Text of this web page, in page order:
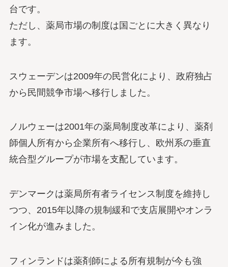
台です。
ただし、薬局市場の制度は国ごとに大きく異なり
ます。
スウェーデンは2009年の民営化により、政府独占
から民間競争市場へ移行しました。
ノルウェーは2001年の薬局制度改革により、薬剤
師個人所有から企業所有へ移行し、欧州系の垂直
統合型グループが市場を支配しています。
デンマークは薬局所有者ライセンス制度を維持し
つつ、2015年以降の規制緩和で支店展開やオンラ
イン化が進みました。
フィンランドは薬剤師による所有規制が今も強